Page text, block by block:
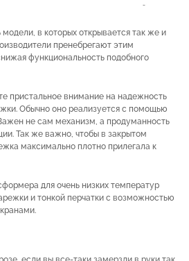
в которых открывается так же и
пренебрегают этим
функциональность подобного
пристальное внимание на надежность
Обычно оно реализуется с помощью
не сам механизм, а продуманность
Так же важно, чтобы в закрытом
максимально плотно прилегала к
для очень низких температур
и тонкой перчатки с возможностью